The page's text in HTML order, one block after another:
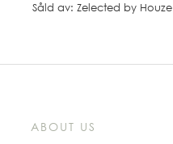
Såld av: Zelected by Houze
ABOUT US